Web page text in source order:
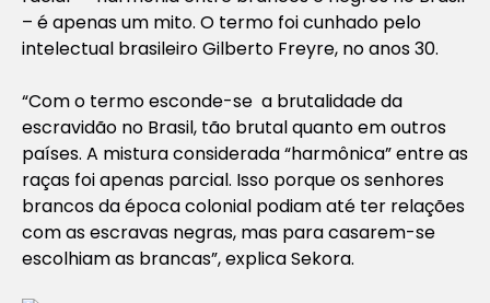
– é apenas um mito. O termo foi cunhado pelo
intelectual brasileiro Gilberto Freyre, no anos 30.
“Com o termo esconde-se a brutalidade da
escravidão no Brasil, tão brutal quanto em outros
países. A mistura considerada “harmônica” entre as
raças foi apenas parcial. Isso porque os senhores
brancos da época colonial podiam até ter relações
com as escravas negras, mas para casarem-se
escolhiam as brancas”, explica Sekora.